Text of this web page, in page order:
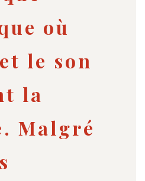
où
le son
la
Malgré